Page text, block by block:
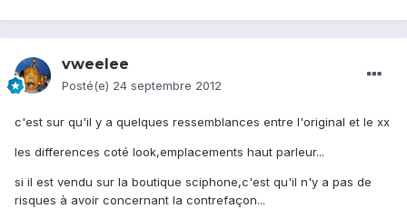
vweelee
Posté(e) 24 septembre 2012
c'est sur qu'il y a quelques ressemblances entre l'original et le xx
les differences coté look,emplacements haut parleur...
si il est vendu sur la boutique sciphone,c'est qu'il n'y a pas de
risques à avoir concernant la contrefaçon...